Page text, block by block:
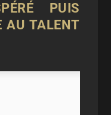
PUIS
AU TALENT